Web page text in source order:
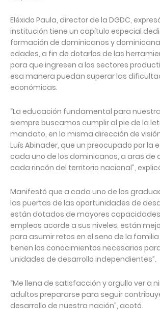
Eléxido Paula, director de la DGDC,
institución tiene un capítulo especial
formación de dominicanos y
edades, a fin de dotarlos de las
para que ingresen a los sectores
esa manera puedan superar las
económicas.
“La educación fundamental para
siempre buscamos cumplir al pie de la
mandato, en la misma dirección de
Luís Abinader, que un preocupado por la
cada uno de los dominicanos, a aras de
cada rincón del territorio nacional”,
Manifestó que a cada uno de los
las puertas de las oportunidades de
están dotados de mayores
empleos acorde a sus niveles, están
para asumir retos en el seno de la
tienen los conocimientos necesarios
unidades de desarrollo independientes”.
“Me llena de satisfacción y orgullo ver a
adultos prepararse para seguir
desarrollo de nuestra nación”, acotó.